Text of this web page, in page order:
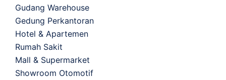
Gudang Warehouse
Gedung Perkantoran
Hotel & Apartemen
Rumah Sakit
Mall & Supermarket
Showroom Otomotif